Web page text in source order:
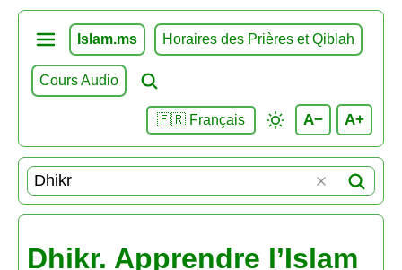
Islam.ms Horaires des Prières et Qiblah
Cours Audio
🇫🇷 Français A− A+
Dhikr. Apprendre l’Islam